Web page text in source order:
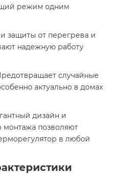
режим одним
защиты от перегрева и
надежную работу
случайные
актуально в домах
дизайн и
монтажа позволяют
в любой